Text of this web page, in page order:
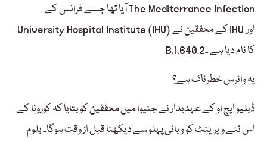
آیا تھا جسے فرانس کے The Mediterranee Infection
University Hospital Institute (IHU) کے محققین نے IHU اور
B.1.640.2کا نام دیا ہے ۔
یہ وائرس خطرناک ہے؟
ڈبلیو ایچ او کے عہدیدار نے جنیوا میں محققین کو بتایا کہ کورونا کے
اس نئے ویرینٹ کو وبائی پہلو سے دیکھنا قبل از وقت ہوگا۔ بلوم